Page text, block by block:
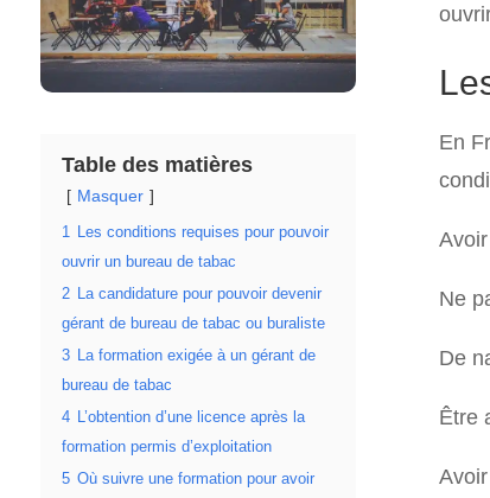
Table des matières
Masquer
1
Les conditions requises pour pouvoir
ouvrir un bureau de tabac
2
La candidature pour pouvoir devenir
gérant de bureau de tabac ou buraliste
3
La formation exigée à un gérant de
bureau de tabac
4
L’obtention d’une licence après la
formation permis d’exploitation
5 Où suivre une formation pour avoir
En
Ne
De
Être